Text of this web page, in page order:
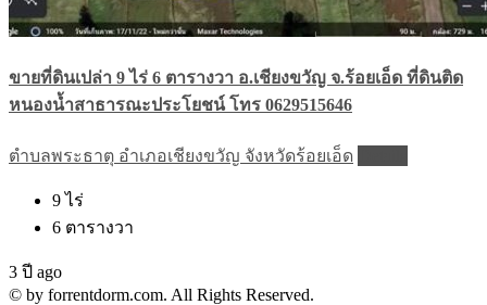
ขายที่ดินเปล่า 9 ไร่ 6 ตารางวา อ.เชียงขวัญ จ.ร้อยเอ็ด ที่ดินติด
หนองน้ำสาธารณะประโยชน์ โทร 0629515646
ตำบลพระธาตุ อำเภอเชียงขวัญ จังหวัดร้อยเอ็ด
9ไร่
6 ตารางวา
3 ปี ago
© by forrentdorm.com. All Rights Reserved.